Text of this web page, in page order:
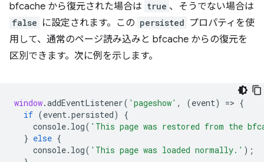
bfcache から復元された場合は true 、そうでない場合は
false に設定されます。この persisted プロパティを使
用して、通常のページ読み込みと bfcache からの復元を
区別できます。次に例を示します。
window.addEventListener( 'pageshow' , (event) => {
if (event.persisted)
{
console. log( 'This page was restored from the
} else {
console. log( 'This page was loaded normally.' );